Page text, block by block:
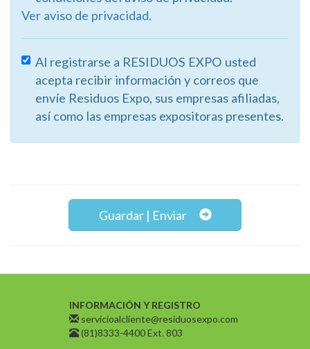
Ver aviso de privacidad.
Al registrarse a RESIDUOS EXPO usted
acepta recibir información y correos que
envíe Residuos Expo, sus empresas afiliadas,
así como las empresas expositoras presentes.
Guardar | Enviar
INFORMACIÓN Y REGISTRO
servicioalcliente@residuosexpo.com
(81)8333-4400 Ext. 803